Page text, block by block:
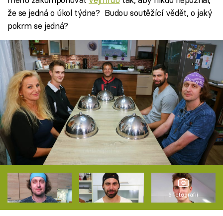
že se jedná o úkol týdne? Budou soutěžící vědět, o jaký
pokrm se jedná?
6 fotografií